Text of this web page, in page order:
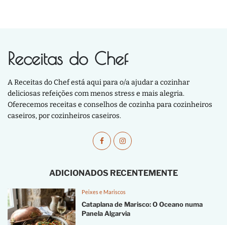
Receitas do Chef
A Receitas do Chef está aqui para o/a ajudar a cozinhar
deliciosas refeições com menos stress e mais alegria.
Oferecemos receitas e conselhos de cozinha para cozinheiros
caseiros, por cozinheiros caseiros.
ADICIONADOS RECENTEMENTE
Peixes e Mariscos
Cataplana de Marisco: O Oceano numa
Panela Algarvia